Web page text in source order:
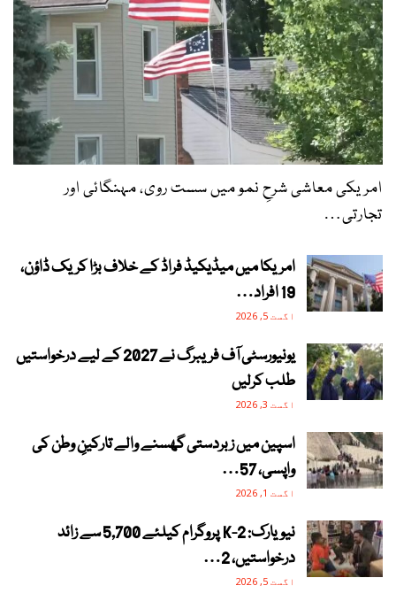
امریکی معاشی شرحِ نمو میں سست روی، مہنگائی اور
تجارتی…
امریکا میں میڈیکیڈ فراڈ کے خلاف بڑا کریک ڈاؤن،
19 افراد…
اگست 5, 2026
یونیورسٹی آف فریبرگ نے 2027 کے لیے درخواستیں
طلب کرلیں
اگست 3, 2026
اسپین میں زبردستی گھسنے والے تارکینِ وطن کی
واپسی، 57…
اگست 1, 2026
نیویارک: 2-K پروگرام کیلئے 5,700 سے زائد
درخواستیں، 2…
اگست 5, 2026